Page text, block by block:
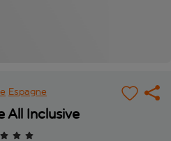
Espagne
All Inclusive